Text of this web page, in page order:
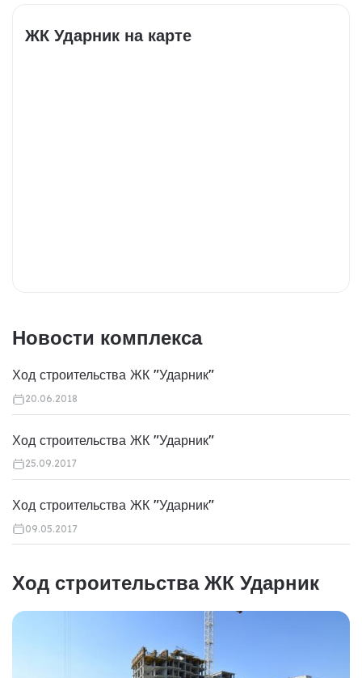
ЖК Ударник на карте
Новости комплекса
Ход строительства ЖК "Ударник"
20.06.2018
Ход строительства ЖК "Ударник"
25.09.2017
Ход строительства ЖК "Ударник"
09.05.2017
Ход строительства ЖК Ударник